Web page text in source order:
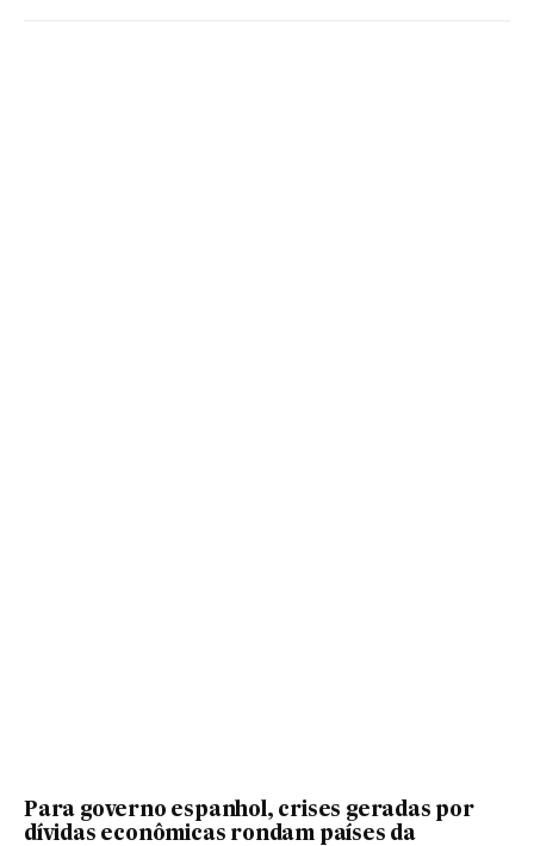
Para governo espanhol, crises geradas por
dívidas econômicas rondam países da